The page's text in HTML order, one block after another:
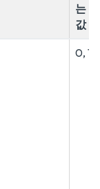
는
값
0, 1